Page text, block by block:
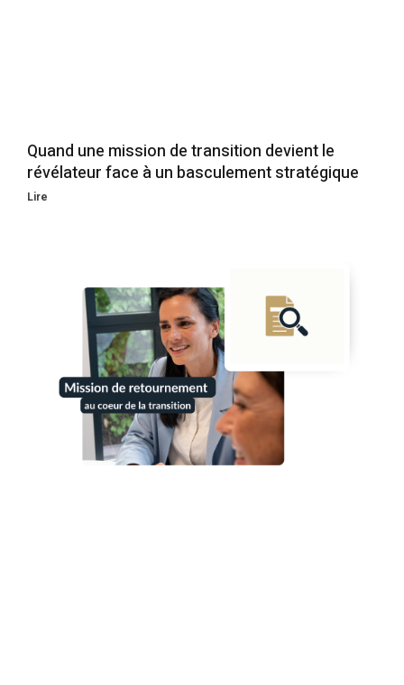
Quand une mission de transition devient le
révélateur face à un basculement stratégique
Lire